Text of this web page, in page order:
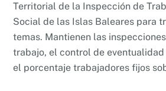
Territorial de la Inspección de
Social de las Islas Baleares para
temas. Mantienen las
trabajo, el control de
el porcentaje trabajadores fijos